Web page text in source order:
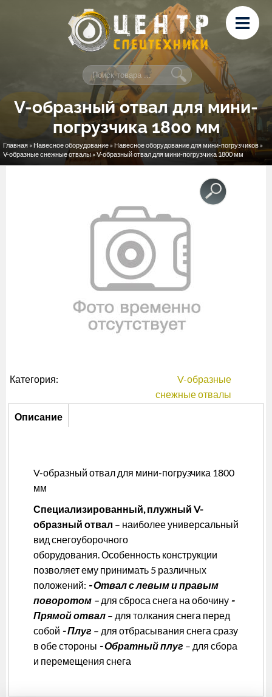
Перейти к основному содержанию
Лизинг
Сервис и ремонт
Контакты
V-образный отвал для мини-
погрузчика 1800 мм
Вы здесь
Главная » Навесное оборудование » Навесное оборудование для мини-погрузчиков »
V-образные снежные отвалы» V-образный отвал для мини-погрузчика 1800 мм
Категория:
V-образные
снежные отвалы
Описание
Описание
V-образный отвал для мини-погрузчика 1800
мм
Специализированный, плужный V-
образный отвал – наиболее универсальный
вид снегоуборочного
оборудования. Особенность конструкции
позволяет ему принимать 5 различных
положений: - Отвал с левым и правым
поворотом – для сброса снега на обочину -
Прямой отвал – для толкания снега перед
собой - Плуг – для отбрасывания снега сразу
в обе стороны - Обратный плуг – для сбора
и перемещения снега